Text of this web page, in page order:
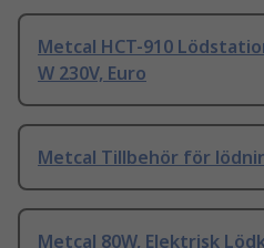
Metcal HCT-910
W 230V, Euro
Metcal Tillbehör för
Metcal 80W, Elektrisk